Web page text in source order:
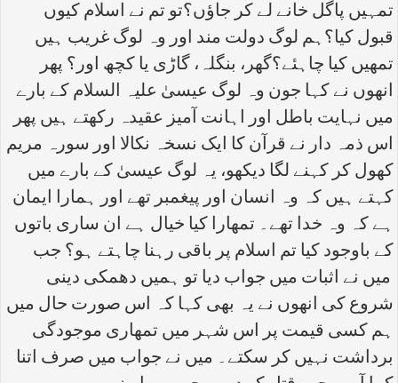
تمہیں پاگل خانے لے کر جاؤں؟تو تم نے اسلام کیوں
قبول کیا؟ہم لوگ دولت مند اور وہ لوگ غریب ہیں
تمھیں کیا چاہئے؟گھر، بنگلہ، گاڑی یا کچھ اور؟ پھر
انھوں نے کہا جون وہ لوگ عیسیٰ علیہ السلام کے بارے
میں نہایت باطل اور اہانت آمیز عقیدہ رکھتے ہیں پھر
اس ذمہ دار نے قرآن کا ایک نسخہ نکالا اور سورہ مریم
کھول کر کہنے لگا دیکھو، یہ لوگ عیسیٰ کے بارے میں
کہتے ہیں کہ وہ انسان اور پیغمبر تھے اور ہمارا ایمان
ہے کہ وہ خدا تھے۔ تمھارا کیا خیال ہے ان ساری باتوں
کے باوجود کیا تم اسلام پر باقی رہنا چاہتے ہو؟ جب
میں نے اثبات میں جواب دیا تو ہمیں دھمکی دینی
شروع کی انھوں نے یہ بھی کہا کہ اس صورت حال میں
ہم کسی قیمت پر اس شہر میں تمھاری موجودگی
برداشت نہیں کر سکتے۔ میں نے جواب میں صرف اتنا